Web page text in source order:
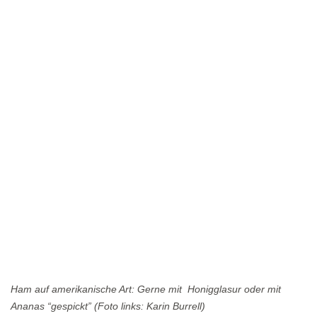
Ham auf amerikanische Art: Gerne mit Honigglasur oder mit
Ananas “gespickt” (Foto links: Karin Burrell)